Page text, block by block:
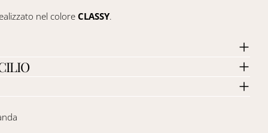
nel colore CLASSY.